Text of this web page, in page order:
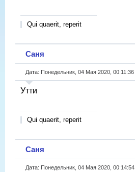
Qui quaerit, reperit
Саня
Дата: Понедельник, 04 Мая 2020,
Утти
Qui quaerit, reperit
Саня
Дата: Понедельник, 04 Мая 2020,